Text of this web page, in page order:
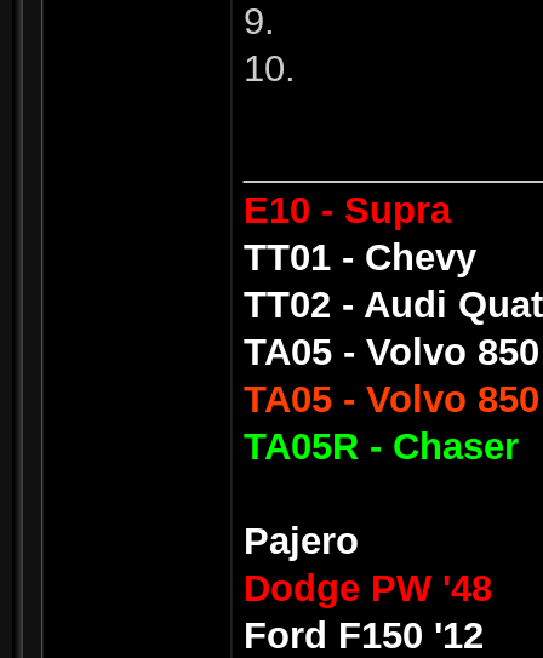
9.
10.
E10 - Supra
TT01 - Chevy
TT02 - Audi
TA05 - Volvo 850
TA05 - Volvo
TA05R - Chaser
Pajero
Dodge PW '48
Ford F150 '12